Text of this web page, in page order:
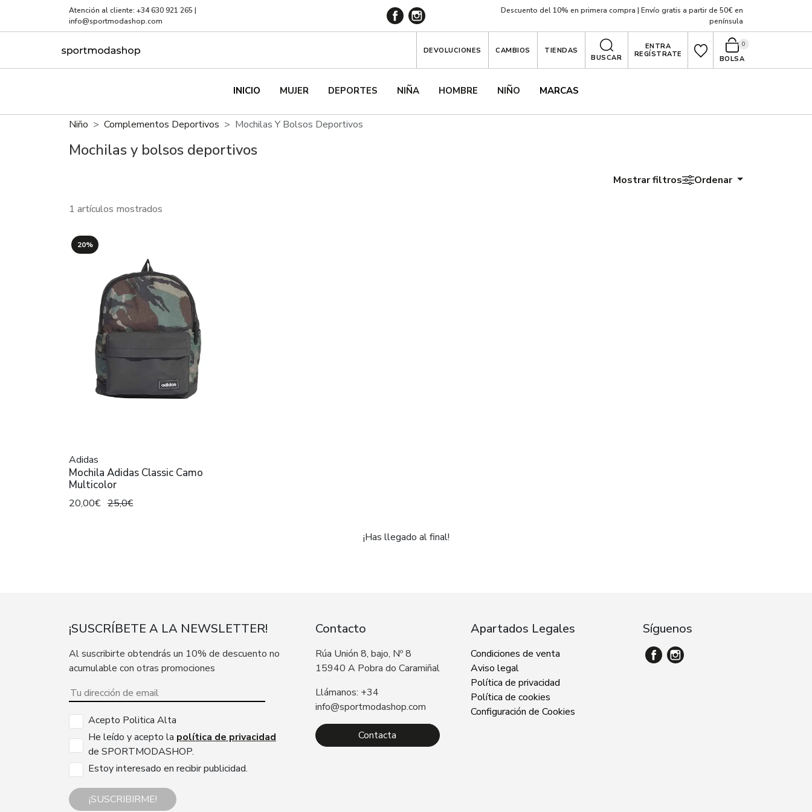
Atención al cliente: +34 630 921 265 |
info@sportmodashop.com
Descuento del 10% en primera compra | Envío gratis a partir de 50€ en
península
INICIO MUJER DEPORTES NIÑA HOMBRE NIÑO MARCAS
DEVOLUCIONES CAMBIOS
TIENDAS
BUSCAR
ENTRA
REGÍSTRATE
BOLSA
0
Niño Complementos Deportivos Mochilas Y Bolsos Deportivos
Mochilas y bolsos deportivos
Mostrar filtros Ordenar
1 artículos mostrados
20%
Adidas
Mochila Adidas Classic Camo
Multicolor
20,00€ 25,0€
¡Has llegado al final!
¡SUSCRÍBETE A LA NEWSLETTER!
Al suscribirte obtendrás un 10% de descuento no
acumulable con otras promociones
Acepto Politica Alta
He leído y acepto la política de privacidad
de SPORTMODASHOP.
Estoy interesado en recibir publicidad.
¡SUSCRIBIRME!
Contacto
Rúa Unión 8, bajo, Nº 8
15940 A Pobra do Caramiñal
Llámanos: +34
info@sportmodashop.com
Contacta
Apartados Legales
Condiciones de venta
Aviso legal
Política de privacidad
Política de cookies
Configuración de Cookies
Síguenos